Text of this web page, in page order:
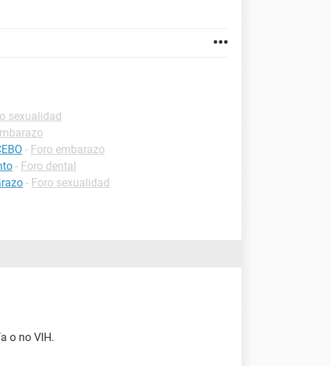
sexualidad
- Foro embarazo
- Foro dental
- Foro sexualidad
o no VIH.